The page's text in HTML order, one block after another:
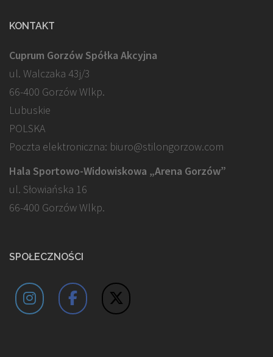
KONTAKT
Cuprum Gorzów Spółka Akcyjna
ul. Walczaka 43j/3
66-400 Gorzów Wlkp.
Lubuskie
POLSKA
Poczta elektroniczna: biuro@stilongorzow.com
Hala Sportowo-Widowiskowa „Arena Gorzów”
ul. Słowiańska 16
66-400 Gorzów Wlkp.
SPOŁECZNOŚCI